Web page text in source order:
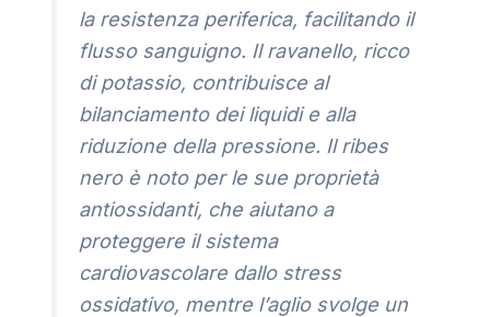
la resistenza periferica, facilitando il
flusso sanguigno. Il ravanello, ricco
di potassio, contribuisce al
bilanciamento dei liquidi e alla
riduzione della pressione. Il ribes
nero è noto per le sue proprietà
antiossidanti, che aiutano a
proteggere il sistema
cardiovascolare dallo stress
ossidativo, mentre l’aglio svolge un